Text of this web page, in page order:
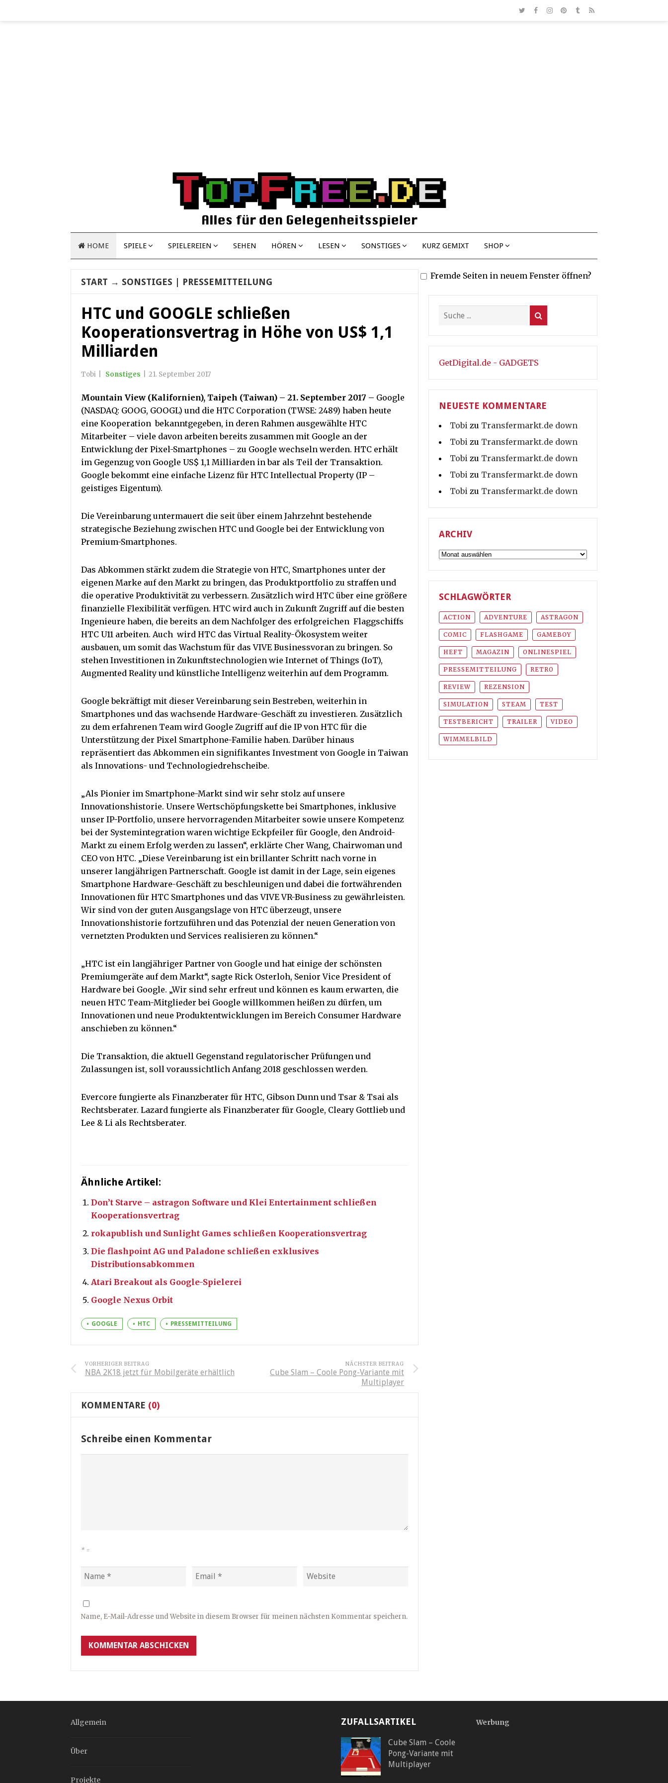
HOME SPIELE SPIELEREIEN SEHEN HÖREN LESEN SONSTIGES KURZ GEMIXT SHOP
START → SONSTIGES | PRESSEMITTEILUNG
HTC und GOOGLE schließen
Kooperationsvertrag in Höhe von US$ 1,1
Milliarden
Tobi Sonstiges 21. September 2017
Mountain View (Kalifornien), Taipeh (Taiwan) – 21. September 2017 – Google
(NASDAQ: GOOG, GOOGL) und die HTC Corporation (TWSE: 2489) haben heute
eine Kooperation bekanntgegeben, in deren Rahmen ausgewählte HTC
Mitarbeiter – viele davon arbeiten bereits zusammen mit Google an der
Entwicklung der Pixel-Smartphones – zu Google wechseln werden. HTC erhält
im Gegenzug von Google US$ 1,1 Milliarden in bar als Teil der Transaktion.
Google bekommt eine einfache Lizenz für HTC Intellectual Property (IP –
geistiges Eigentum).
Die Vereinbarung untermauert die seit über einem Jahrzehnt bestehende
strategische Beziehung zwischen HTC und Google bei der Entwicklung von
Premium-Smartphones.
Das Abkommen stärkt zudem die Strategie von HTC, Smartphones unter der
eigenen Marke auf den Markt zu bringen, das Produktportfolio zu straffen und
die operative Produktivität zu verbessern. Zusätzlich wird HTC über eine größere
finanzielle Flexibilität verfügen. HTC wird auch in Zukunft Zugriff auf die besten
Ingenieure haben, die bereits an dem Nachfolger des erfolgreichen Flaggschiffs
HTC U11 arbeiten. Auch wird HTC das Virtual Reality-Ökosystem weiter
ausbauen, um somit das Wachstum für das VIVE Businessvoran zu bringen. So
stehen Investitionen in Zukunftstechnologien wie Internet of Things (IoT),
Augmented Reality und künstliche Intelligenz weiterhin auf dem Programm.
Google bekräftigt mit dieser Vereinbarung sein Bestreben, weiterhin in
Smartphones und das wachsende Hardware-Geschäft zu investieren. Zusätzlich
zu dem erfahrenen Team wird Google Zugriff auf die IP von HTC für die
Unterstützung der Pixel Smartphone-Familie haben. Darüber hinaus
repräsentiert das Abkommen ein signifikantes Investment von Google in Taiwan
als Innovations- und Technologiedrehscheibe.
„Als Pionier im Smartphone-Markt sind wir sehr stolz auf unsere
Innovationshistorie. Unsere Wertschöpfungskette bei Smartphones, inklusive
unser IP-Portfolio, unsere hervorragenden Mitarbeiter sowie unsere Kompetenz
bei der Systemintegration waren wichtige Eckpfeiler für Google, den Android-
Markt zu einem Erfolg werden zu lassen“, erklärte Cher Wang, Chairwoman und
CEO von HTC. „Diese Vereinbarung ist ein brillanter Schritt nach vorne in
unserer langjährigen Partnerschaft. Google ist damit in der Lage, sein eigenes
Smartphone Hardware-Geschäft zu beschleunigen und dabei die fortwährenden
Innovationen für HTC Smartphones und das VIVE VR-Business zu gewährleisten.
Wir sind von der guten Ausgangslage von HTC überzeugt, unsere
Innovationshistorie fortzuführen und das Potenzial der neuen Generation von
vernetzten Produkten und Services realisieren zu können.“
„HTC ist ein langjähriger Partner von Google und hat einige der schönsten
Premiumgeräte auf dem Markt“, sagte Rick Osterloh, Senior Vice President of
Hardware bei Google. „Wir sind sehr erfreut und können es kaum erwarten, die
neuen HTC Team-Mitglieder bei Google willkommen heißen zu dürfen, um
Innovationen und neue Produktentwicklungen im Bereich Consumer Hardware
anschieben zu können.“
Die Transaktion, die aktuell Gegenstand regulatorischer Prüfungen und
Zulassungen ist, soll voraussichtlich Anfang 2018 geschlossen werden.
Evercore fungierte als Finanzberater für HTC, Gibson Dunn und Tsar & Tsai als
Rechtsberater. Lazard fungierte als Finanzberater für Google, Cleary Gottlieb und
Lee & Li als Rechtsberater.
Ähnliche Artikel:
Don’t Starve – astragon Software und Klei Entertainment schließen
Kooperationsvertrag
rokapublish und Sunlight Games schließen Kooperationsvertrag
Die flashpoint AG und Paladone schließen exklusives
Distributionsabkommen
Atari Breakout als Google-Spielerei
Google Nexus Orbit
GOOGLE HTC PRESSEMITTEILUNG
VORHERIGER BEITRAG
NBA 2K18 jetzt für Mobilgeräte erhältlich
NÄCHSTER BEITRAG
Cube Slam – Coole Pong-Variante mit
Multiplayer
KOMMENTARE (0)
Schreibe einen Kommentar
* =
Name, E-Mail-Adresse und Website in diesem Browser für meinen nächsten Kommentar speichern.
Fremde Seiten in neuem Fenster öffnen?
GetDigital.de - GADGETS
NEUESTE KOMMENTARE
Tobi zu Transfermarkt.de down
Tobi zu Transfermarkt.de down
Tobi zu Transfermarkt.de down
Tobi zu Transfermarkt.de down
Tobi zu Transfermarkt.de down
ARCHIV
Archiv
SCHLAGWÖRTER
ACTION ADVENTURE ASTRAGON
COMIC FLASHGAME GAMEBOY
HEFT MAGAZIN ONLINESPIEL
PRESSEMITTEILUNG RETRO
REVIEW REZENSION
SIMULATION STEAM TEST
TESTBERICHT TRAILER VIDEO
WIMMELBILD
Allgemein
Über
Projekte
ZUFALLSARTIKEL
Cube Slam – Coole
Pong-Variante mit
Multiplayer
Werbung